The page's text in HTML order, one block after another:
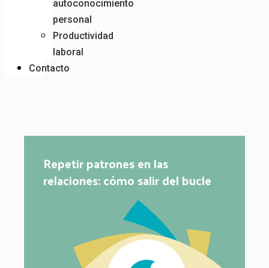
autoconocimiento
personal
Productividad
laboral
Contacto
Repetir patrones en las
relaciones: cómo salir del bucle